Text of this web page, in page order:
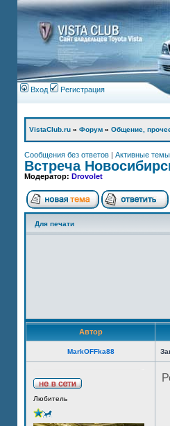
Вход Регистрация
VistaClub.ru » Форум » Общение,
Сообщения без ответов | Активные темы
Встреча
Модератор: Drovolet
Для печати
Автор
MarkOFFka88
Любитель